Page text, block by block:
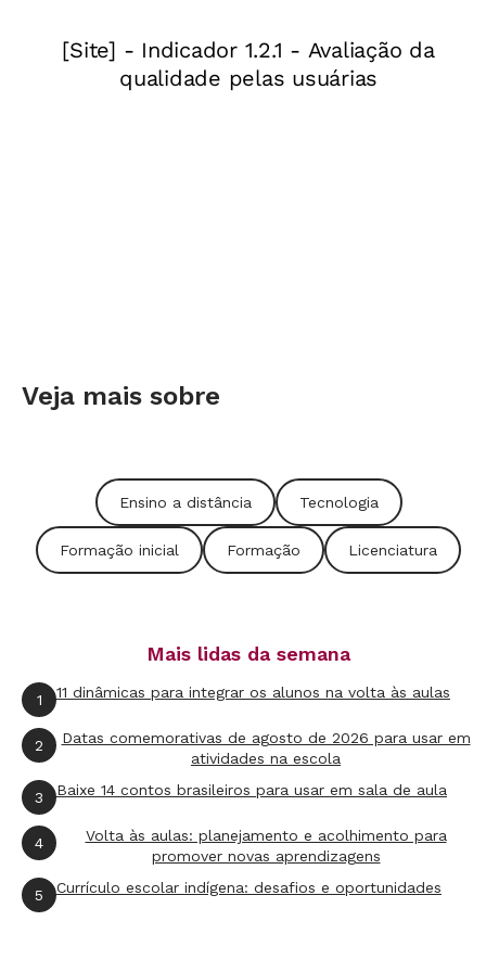
por exemplo, pode ser um melhor indício de
que há a compatibilidade com esse nível de
trabalho que desenvolvem.
Avaliar a afi nidade que já possui com a faixa
Analisar o gosto pelos temas relacionados à
disciplina que pretende ensinar.
quilômetros de Fortaleza, Antônia Ivoniza, 36
anos, ensina há alguns anos crianças a ler e
escrever. Sem diploma de nível superior, ela
não poderia lecionar uma disciplina específi ca
para turmas de 6º a 9º ano, mas há muito
tempo via colegas sonharem em dar aulas de
História ou Matemática, por exemplo - todos
pensando num avanço na carreira e em salários
Veja mais sobre
Ensino a distância Tecnologia
Formação inicial Formação Licenciatura
Mais lidas da semana
1 11 dinâmicas para integrar os alunos na volta às aulas
2
Datas comemorativas de agosto de 2026 para usar em
atividades na escola
3 Baixe 14 contos brasileiros para usar em sala de aula
4
Volta às aulas: planejamento e acolhimento para
promover novas aprendizagens
5 Currículo escolar indígena: desafios e oportunidades